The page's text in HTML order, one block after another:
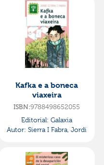
Kafka e a boneca
viaxeira
ISBN:9788498652055
Editorial: Galaxia
Autor: Sierra I Fabra, Jordi